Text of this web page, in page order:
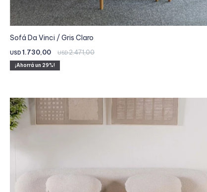
Sofá Da Vinci / Gris Claro
USD 1.730,00 USD2.471,00
29